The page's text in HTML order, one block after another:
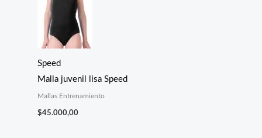
Speed
Malla juvenil lisa Speed
Mallas Entrenamiento
$45.000,00